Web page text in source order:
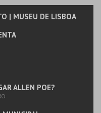
| MUSEU DE LISBOA
ALLEN POE?